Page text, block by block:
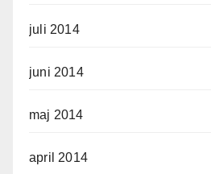
juli 2014
juni 2014
maj 2014
april 2014